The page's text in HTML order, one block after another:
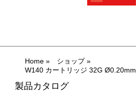
Home» ショップ»
W140 カートリッジ 32G Ø0.20mm
製品カタログ